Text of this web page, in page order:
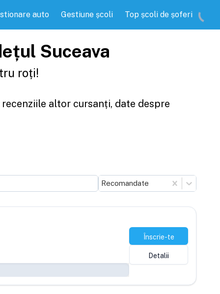
auto Gestiune școli Top școli de șoferi
Suceava
roți!
recenziile altor cursanți, date despre
Recomandate
Înscrie-te
Detalii